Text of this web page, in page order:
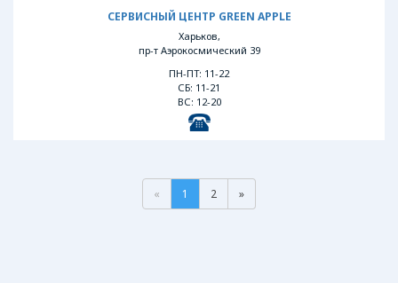
СЕРВИСНЫЙ ЦЕНТР GREEN APPLE
Харьков,
пр-т Аэрокосмический 39
ПН-ПТ: 11-22
СБ: 11-21
ВС: 12-20
« 1 2 »